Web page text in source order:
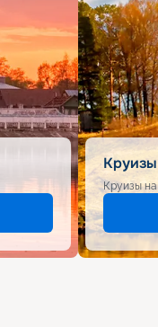
Круизы